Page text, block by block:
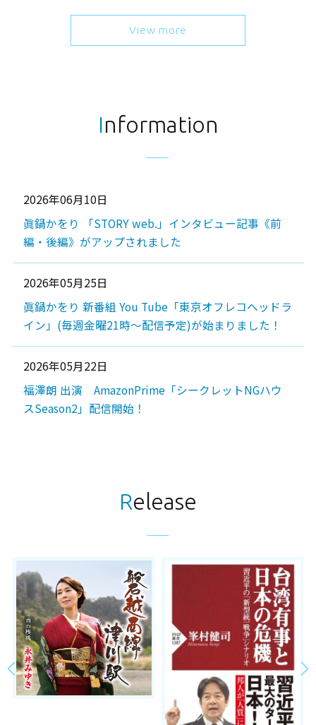
View more
Information
2026年06月10日
眞鍋かをり 「STORY web.」インタビュー記事《前
編・後編》がアップされました
2026年05月25日
眞鍋かをり 新番組 You Tube「東京オフレコヘッドラ
イン」(毎週金曜21時～配信予定)が始まりました！
2026年05月22日
福澤朗 出演 AmazonPrime「シークレットNGハウ
スSeason2」配信開始！
試打】福澤朗＆時吉佑一と行く！ニッタク2026展示
満倉靖恵 出演 TBS Podcast「No Health,No LIFE」
水曜日配信（全4回）
2026年04月30日
福澤朗 出演 ニッタクYouTube【平野早矢香＆石川
佳純】新作ラバー ブラスタックを探ろう！【2026ニ
ッタク展示会】
Release